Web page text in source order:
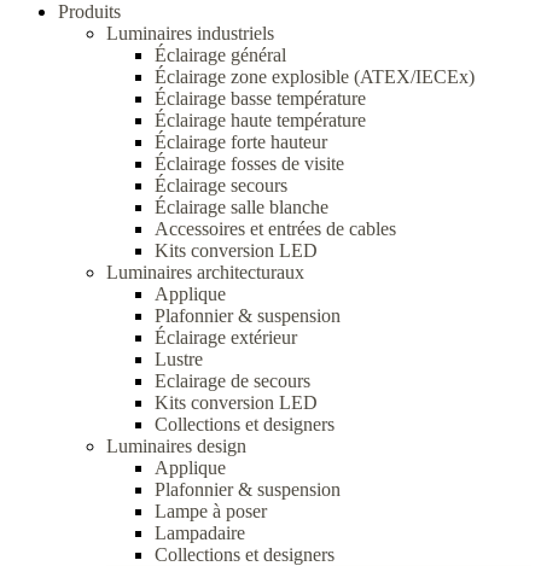
Produits
Luminaires industriels
Éclairage général
Éclairage zone explosible (ATEX/IECEx)
Éclairage basse température
Éclairage haute température
Éclairage forte hauteur
Éclairage fosses de visite
Éclairage secours
Éclairage salle blanche
Accessoires et entrées de cables
Kits conversion LED
Luminaires architecturaux
Applique
Plafonnier & suspension
Éclairage extérieur
Lustre
Eclairage de secours
Kits conversion LED
Collections et designers
Luminaires design
Applique
Plafonnier & suspension
Lampe à poser
Lampadaire
Collections et designers